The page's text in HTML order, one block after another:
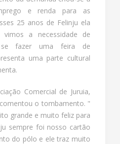
e renda para as
25 anos de Felinju ela
a necessidade de
fazer uma feira de
uma parte cultural
Comercial de Juruia,
o tombamento. "
grande e muito feliz para
sempre foi nosso cartão
do pólo e ele traz muito